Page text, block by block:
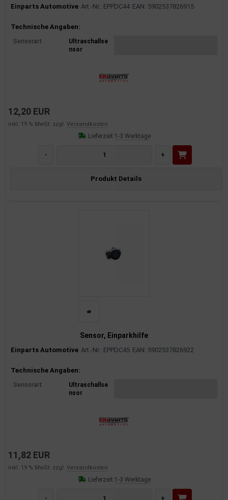
Einparts Automotive Art.-Nr.: EPPDC44 EAN: 5902537826915
Produktinformationen
Technische Angaben:
Sensorart
Ultraschallse
nsor
12,20 EUR
inkl. 19 % MwSt. zzgl. Versandkosten
Lieferzeit:1-3 Werktage
- +
Produkt Details
Sensor, Einparkhilfe
Einparts Automotive Art.-Nr.: EPPDC45 EAN: 5902537826922
Produktinformationen
Technische Angaben:
Sensorart
Ultraschallse
nsor
11,82 EUR
inkl. 19 % MwSt. zzgl. Versandkosten
Lieferzeit:1-3 Werktage
- +